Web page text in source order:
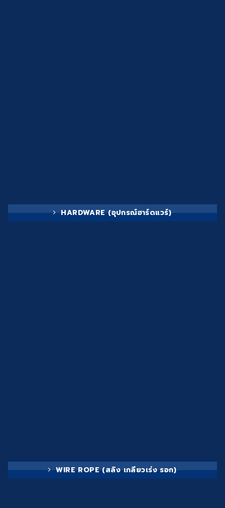
HARDWARE (อุปกรณ์ฮาร์ดแวร์)
WIRE ROPE (สลิง เกลียวเร่ง รอก)